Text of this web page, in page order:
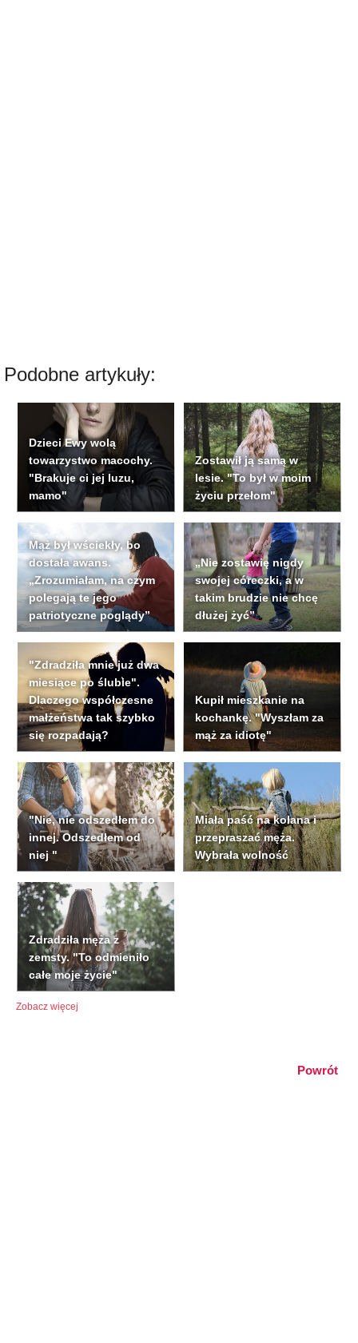
Podobne artykuły:
Dzieci Ewy wolą
towarzystwo macochy.
"Brakuje ci jej luzu,
mamo"
Zostawił ją samą w
lesie. "To był w moim
życiu przełom"
Mąż był wściekły, bo
dostała awans.
„Zrozumiałam, na czym
polegają te jego
patriotyczne poglądy”
„Nie zostawię nigdy
swojej córeczki, a w
takim brudzie nie chcę
dłużej żyć”
"Zdradziła mnie już dwa
miesiące po ślubie".
Dlaczego współczesne
małżeństwa tak szybko
się rozpadają?
Kupił mieszkanie na
kochankę. "Wyszłam za
mąż za idiotę"
"Nie, nie odszedłem do
innej. Odszedłem od
niej "
Miała paść na kolana i
przepraszać męża.
Wybrała wolność
Zdradziła męża z
zemsty. "To odmieniło
całe moje życie"
Zobacz więcej
Powrót